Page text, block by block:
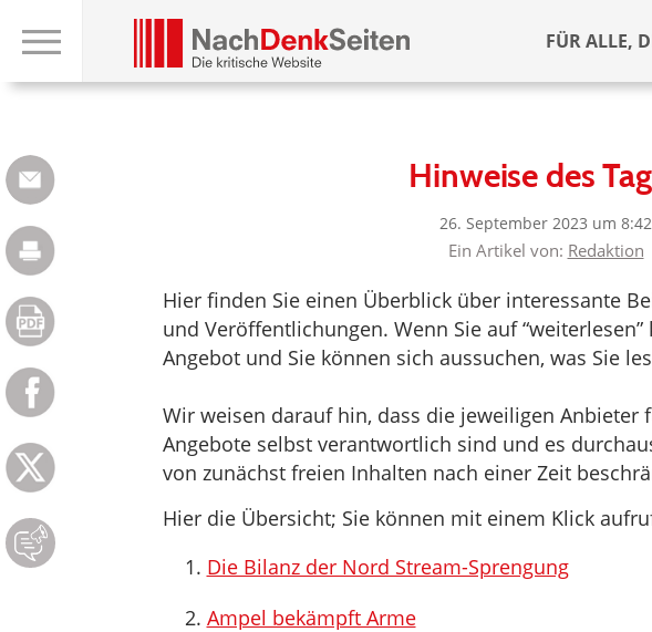
FÜR ALLE,
Hinweise des
26. September 2023 um 8:42
Ein Artikel von: Redaktion
Hier finden Sie einen Überblick über interessante
und Veröffentlichungen. Wenn Sie auf
Angebot und Sie können sich aussuchen, was Sie
Wir weisen darauf hin, dass die jeweiligen
Angebote selbst verantwortlich sind und es
von zunächst freien Inhalten nach einer Zeit
Hier die Übersicht; Sie können mit einem Klick
Die Bilanz der Nord Stream-Sprengung
Ampel bekämpft Arme